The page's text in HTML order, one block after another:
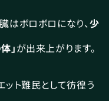
はボロボロになり、少
」が出来上がります。
ット難民として彷徨う